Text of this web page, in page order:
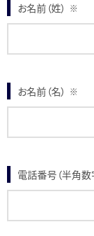
お名前（姓） ※
お名前（名） ※
電話番号（半角数